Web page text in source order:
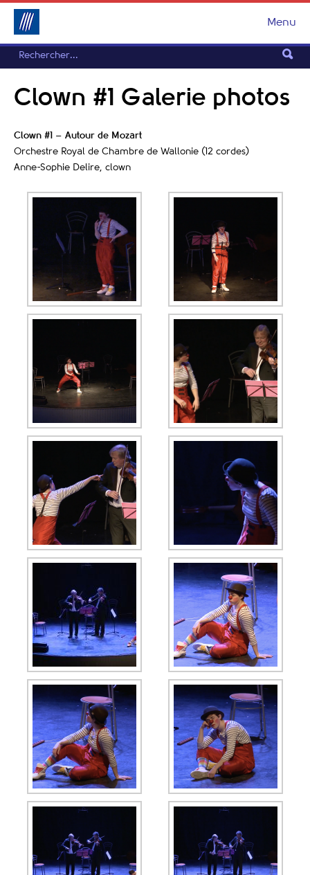
Menu
Clown #1 Galerie photos
Clown #1 – Autour de Mozart
Orchestre Royal de Chambre de Wallonie (12 cordes)
Anne-Sophie Delire, clown